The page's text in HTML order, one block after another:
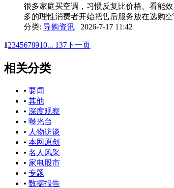
很多家庭买空调，习惯反复比价格、看能
多的理性消费者开始把售后服务放在选购空
分类: 导购资讯 2026-7-17 11:42
12345678910... 137下一页
相关分类
• 要闻
• 其他
• 深度观察
• 曝光台
• 人物访谈
• 本网原创
• 名人风采
• 家电股市
• 专题
• 数据报告